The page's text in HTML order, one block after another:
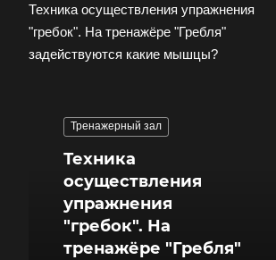
Техника осуществления упражнения
"гребок". На тренажёре "Гребля"
задействуются какие мышцы?
Тренажерный зал
Техника
осуществления
упражнения
"гребок". На
тренажёре "Гребля"